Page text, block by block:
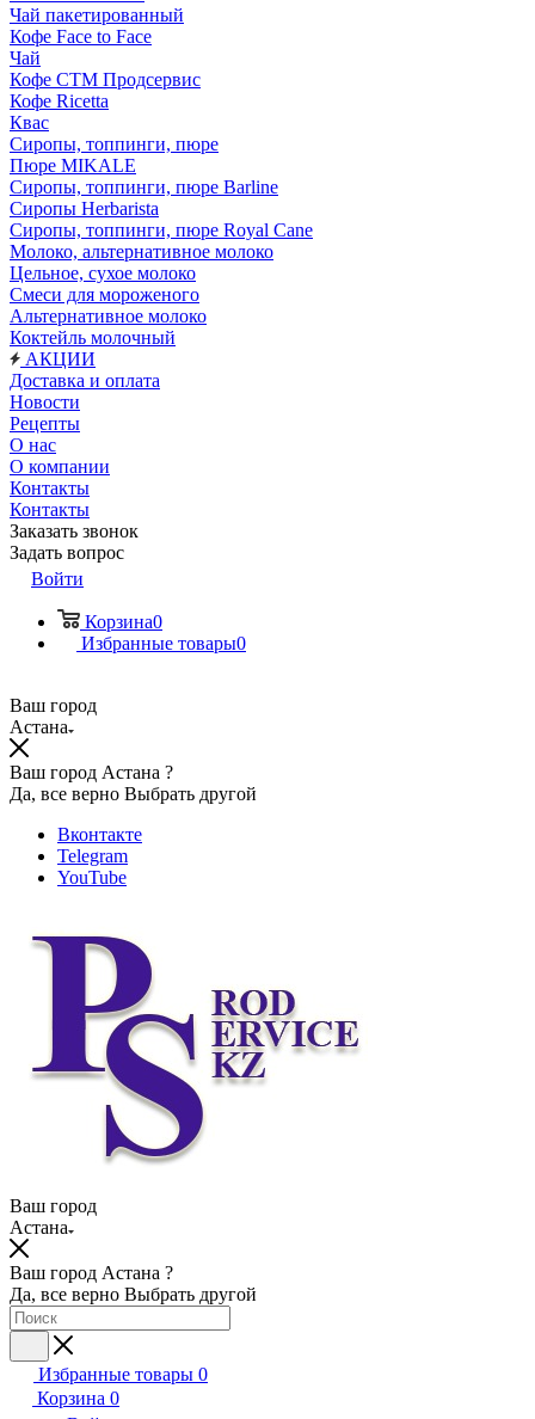
Чай пакетированный
Кофе Face to Face
Чай
Кофе СТМ Продсервис
Кофе Ricetta
Квас
Сиропы, топпинги, пюре
Пюре MIKALE
Сиропы, топпинги, пюре Barline
Сиропы Herbarista
Сиропы, топпинги, пюре Royal Cane
Молоко, альтернативное молоко
Цельное, сухое молоко
Смеси для мороженого
Альтернативное молоко
Коктейль молочный
АКЦИИ
Доставка и оплата
Новости
Рецепты
О нас
О компании
Контакты
Контакты
Заказать звонок
Задать вопрос
Войти
Корзина0
Избранные товары0
Ваш город
Астана
Ваш город Астана ?
Да, все верно Выбрать другой
Вконтакте
Telegram
YouTube
Ваш город
Астана
Ваш город Астана ?
Да, все верно Выбрать другой
Избранные товары 0
Корзина 0